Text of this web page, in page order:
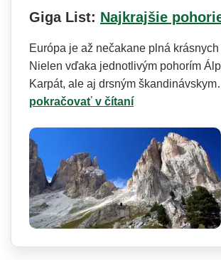
Giga List: Najkrajšie
Európa je až nečakane plná krásnych
Nielen vďaka jednotlivým pohorím
Karpát, ale aj drsným
pokračovať v čítaní